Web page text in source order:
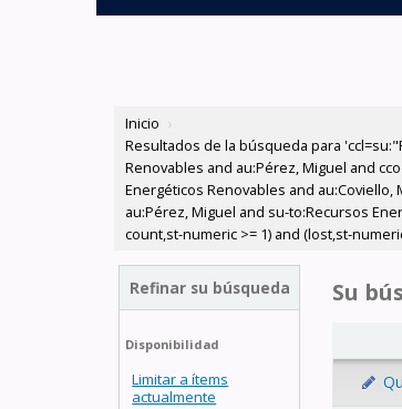
Inicio ›
Resultados de la búsqueda para
Renovables and au:Pérez, Miguel and
Energéticos Renovables and au:Coviello,
au:Pérez, Miguel and su-to:Recursos
count,st-numeric >= 1) and (lost,st-
Refinar su búsqueda
Disponibilidad
Limitar a ítems
actualmente
Su